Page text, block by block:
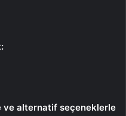
ve alternatif seçeneklerle